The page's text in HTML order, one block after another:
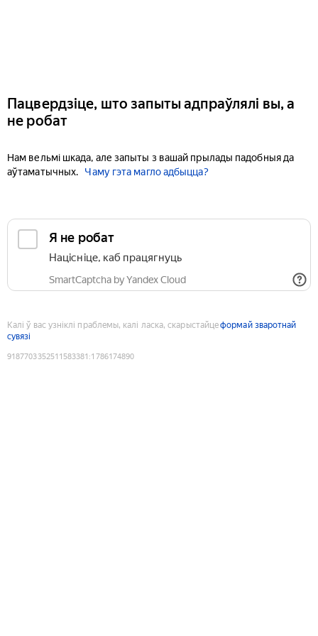
Пацвердзіце, што запыты адпраўлялі вы, а
не робат
Нам вельмі шкада, але запыты з вашай прылады падобныя да
аўтаматычных.
Чаму гэта магло адбыцца?
Я не робат
Націсніце, каб працягнуць
SmartCaptcha by Yandex Cloud
Калі ў вас узніклі праблемы, калі ласка, скарыстайцеформай зваротнай
сувязі
9187703352511583381 :1786174890